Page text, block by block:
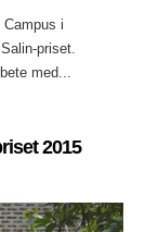
i
priset.
med...
2015